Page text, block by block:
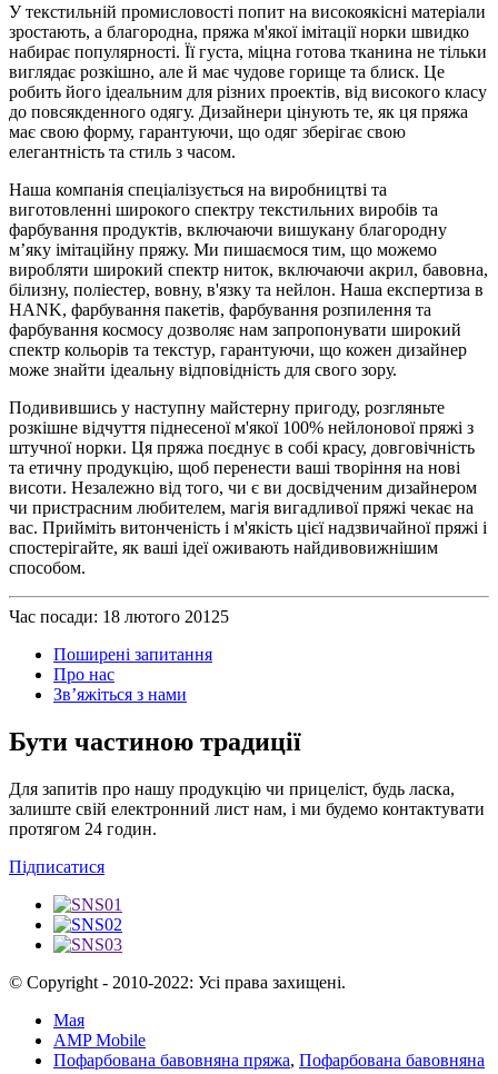
У текстильній промисловості попит на високоякісні матеріали
зростають, а благородна, пряжа м'якої імітації норки швидко
набирає популярності. Її густа, міцна готова тканина не тільки
виглядає розкішно, але й має чудове горище та блиск. Це
робить його ідеальним для різних проектів, від високого класу
до повсякденного одягу. Дизайнери цінують те, як ця пряжа
має свою форму, гарантуючи, що одяг зберігає свою
елегантність та стиль з часом.
Наша компанія спеціалізується на виробництві та
виготовленні широкого спектру текстильних виробів та
фарбування продуктів, включаючи вишукану благородну
м’яку імітаційну пряжу. Ми пишаємося тим, що можемо
виробляти широкий спектр ниток, включаючи акрил, бавовна,
білизну, поліестер, вовну, в'язку та нейлон. Наша експертиза в
HANK, фарбування пакетів, фарбування розпилення та
фарбування космосу дозволяє нам запропонувати широкий
спектр кольорів та текстур, гарантуючи, що кожен дизайнер
може знайти ідеальну відповідність для свого зору.
Подивившись у наступну майстерну пригоду, розгляньте
розкішне відчуття піднесеної м'якої 100% нейлонової пряжі з
штучної норки. Ця пряжа поєднує в собі красу, довговічність
та етичну продукцію, щоб перенести ваші творіння на нові
висоти. Незалежно від того, чи є ви досвідченим дизайнером
чи пристрасним любителем, магія вигадливої ​​пряжі чекає на
вас. Прийміть витонченість і м'якість цієї надзвичайної пряжі і
спостерігайте, як ваші ідеї оживають найдивовижнішим
способом.
Час посади: 18 лютого 20125
Поширені запитання
Про нас
Зв’яжіться з нами
Бути частиною традиції
Для запитів про нашу продукцію чи прицеліст, будь ласка,
залиште свій електронний лист нам, і ми будемо контактувати
протягом 24 годин.
Підписатися
© Copyright - 2010-2022: Усі права захищені.
Мая
AMP Mobile
Пофарбована бавовняна пряжа, Пофарбована бавовняна